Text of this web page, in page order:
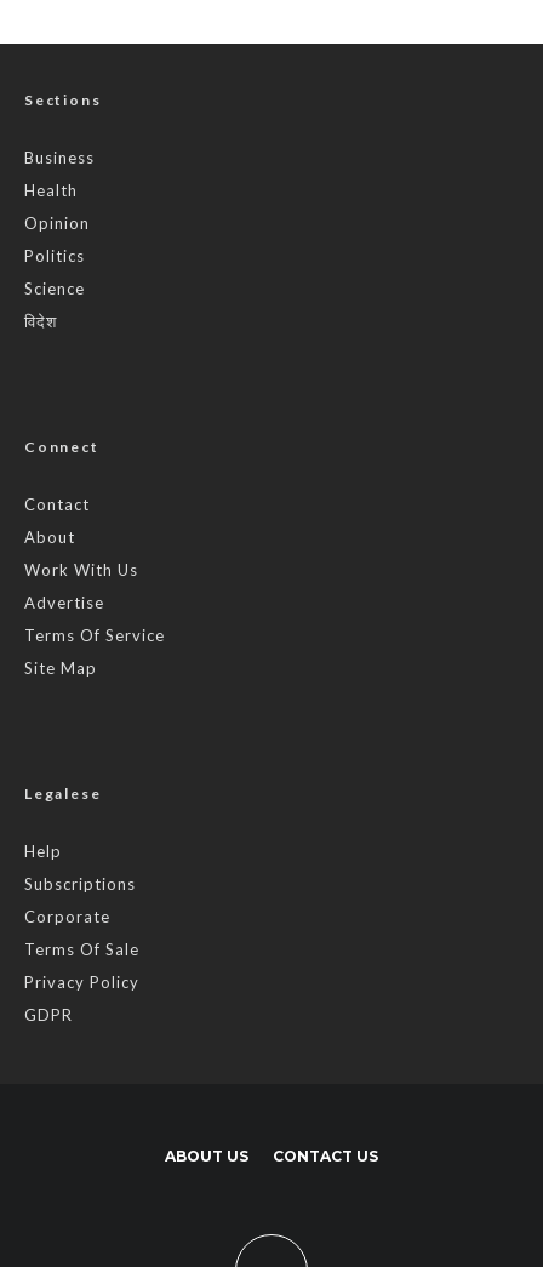
Sections
Business
Health
Opinion
Politics
Science
विदेश
Connect
Contact
About
Work With Us
Advertise
Terms Of Service
Site Map
Legalese
Help
Subscriptions
Corporate
Terms Of Sale
Privacy Policy
GDPR
ABOUT US CONTACT US